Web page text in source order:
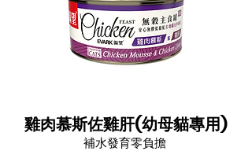
雞肉慕斯佐雞肝(幼母貓專用)
補水發育零負擔